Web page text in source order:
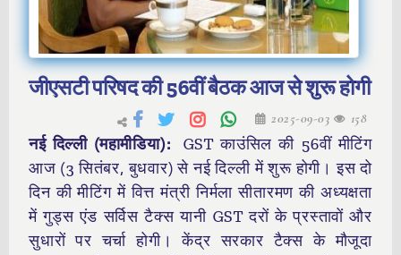
जीएसटी परिषद की 56वीं बैठक आज से शुरू होगी
2025-09-03 158
नई दिल्ली (महामीडिया): GST काउंसिल की 56वीं मीटिंग
आज (3 सितंबर, बुधवार) से नई दिल्ली में शुरू होगी। इस दो
दिन की मीटिंग में वित्त मंत्री निर्मला सीतारमण की अध्यक्षता
में गुड्स एंड सर्विस टैक्स यानी GST दरों के प्रस्तावों और
सुधारों पर चर्चा होगी। केंद्र सरकार टैक्स के मौजूदा